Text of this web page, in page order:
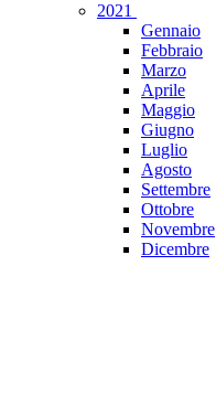
2021
Gennaio
Febbraio
Marzo
Aprile
Maggio
Giugno
Luglio
Agosto
Settembre
Ottobre
Novembre
Dicembre